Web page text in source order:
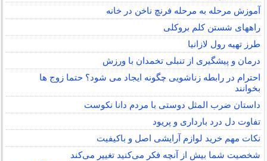
آموزش مرحله به مرحله فرنچ ناخن در خانه
راههای شستن کلم بروکلی
طرز تهیه رول لازانیا
درمان و پیشگیری از تنبلی تخمدان با ورزش
احترام در رابطه زناشویی چگونه ایجاد می شود؟ حتما زوج ها
بخوانند
داستان ضرب المثل دوستی با مردم دانا نكوست
تفاوت دل درد بارداری و پریود
نکات مهم خرید لوازم آرایشی اصل و باکیفیت
شخصیت شما بیش از آنچه فکر می‌کنید تغییر می‌کند